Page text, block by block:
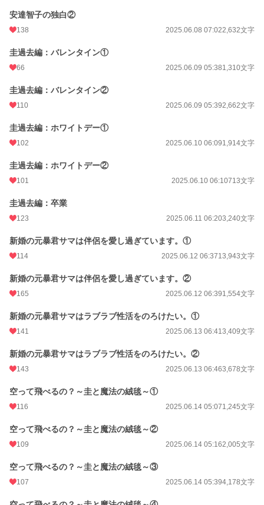
安達智子の独白②
138 2025.06.08 07:022,632文字
圭過去編：バレンタイン①
66 2025.06.09 05:381,310文字
圭過去編：バレンタイン②
110 2025.06.09 05:392,662文字
圭過去編：ホワイトデー①
102 2025.06.10 06:091,914文字
圭過去編：ホワイトデー②
101 2025.06.10 06:10713文字
圭過去編：卒業
123 2025.06.11 06:203,240文字
新婚の元暴君サマは伴侶を愛し過ぎています。①
114 2025.06.12 06:3713,943文字
新婚の元暴君サマは伴侶を愛し過ぎています。②
165 2025.06.12 06:391,554文字
新婚の元暴君サマはラブラブ性活をのろけたい。①
141 2025.06.13 06:413,409文字
新婚の元暴君サマはラブラブ性活をのろけたい。②
143 2025.06.13 06:463,678文字
空って飛べるの？～圭と魔法の絨毯～①
116 2025.06.14 05:071,245文字
空って飛べるの？～圭と魔法の絨毯～②
109 2025.06.14 05:162,005文字
空って飛べるの？～圭と魔法の絨毯～③
107 2025.06.14 05:394,178文字